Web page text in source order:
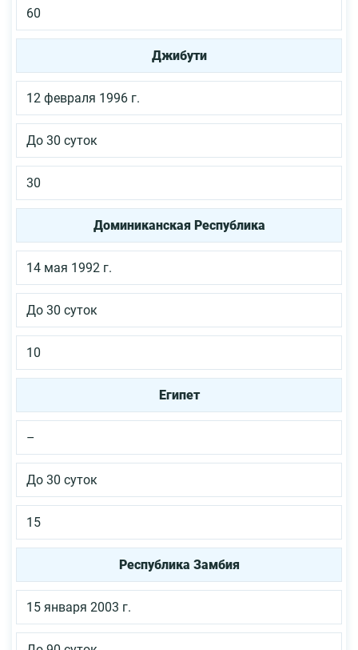
60
Джибути
12 февраля 1996 г.
До 30 суток
30
Доминиканская Республика
14 мая 1992 г.
До 30 суток
10
Египет
–
До 30 суток
15
Республика Замбия
15 января 2003 г.